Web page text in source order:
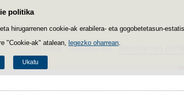
politika
hirugarrenen cookie-ak erabilera- eta gogobetetasun-
"Cookie-ak" atalean, legezko oharrean
Ukatu
Edukira salto egin
Hasiera Ministerioa Herritarren